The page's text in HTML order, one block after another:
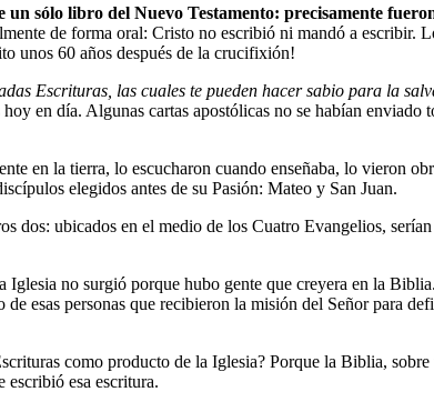
sólo libro del Nuevo Testamento: precisamente
de forma oral: Cristo no escribió ni mandó a escribir.
unos 60 años después de la crucifixión!
Escrituras, las cuales te pueden hacer sabio para la
en día. Algunas cartas apostólicas no se habían enviado
en la tierra, lo escucharon cuando enseñaba, lo vieron
elegidos antes de su Pasión: Mateo y San Juan.
dos: ubicados en el medio de los Cuatro Evangelios,
no surgió porque hubo gente que creyera en la
esas personas que recibieron la misión del Señor para
como producto de la Iglesia? Porque la Biblia,
esa escritura.